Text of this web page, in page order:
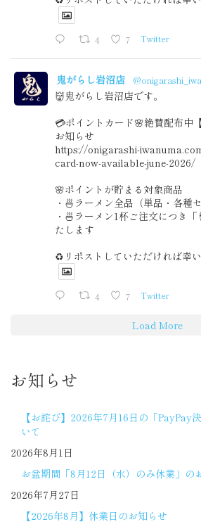
4 7 Twitter
鬼がらし岩沼店 @onigarashi_iwa
👹鬼がらし岩沼店です。
💳ポイントカード🌸絶賛配布中
お知らせ
https://onigarashi-
card-now-available-june-2026/
🌸ポイントが貯まる対象商品
・🍜ラーメン全品（単品・各種
・🍜ラーメン1杯ご注文につき
たします
♻️リポストしていただければ幸
4 7 Twitter
Load More
お知らせ
【お詫び】2026年7月16日の「PayPay
いて
2026年8月1日
お盆期間「8月12日（水）のみ休業」の
2026年7月27日
【2026年8月】休業日のお知らせ